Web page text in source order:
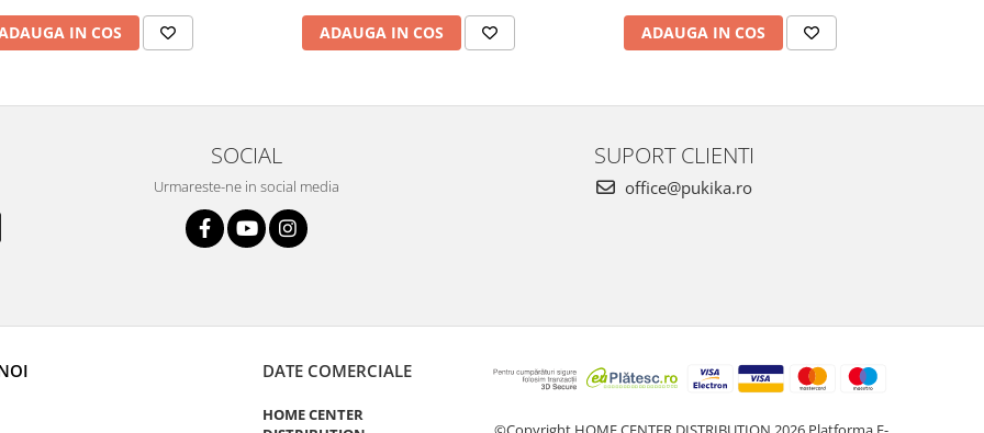
IN COS ADAUGA IN COS ADAUGA IN COS
SOCIAL
Urmareste-ne in social media
SUPORT CLIENTI
office@pukika.ro
DATE COMERCIALE
HOME CENTER